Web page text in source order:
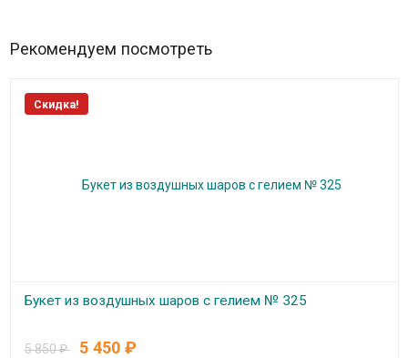
Рекомендуем посмотреть
Скидка!
Букет из воздушных шаров с гелием № 325
5 850₽ 5 450 ₽